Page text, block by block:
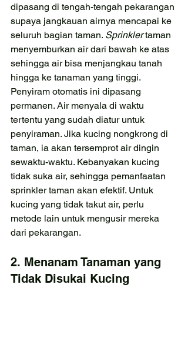
dipasang di tengah-tengah pekarangan
supaya jangkauan airnya mencapai ke
seluruh bagian taman. Sprinkler taman
menyemburkan air dari bawah ke atas
sehingga air bisa menjangkau tanah
hingga ke tanaman yang tinggi.
Penyiram otomatis ini dipasang
permanen. Air menyala di waktu
tertentu yang sudah diatur untuk
penyiraman. Jika kucing nongkrong di
taman, ia akan tersemprot air dingin
sewaktu-waktu. Kebanyakan kucing
tidak suka air, sehingga pemanfaatan
sprinkler taman akan efektif. Untuk
kucing yang tidak takut air, perlu
metode lain untuk mengusir mereka
dari pekarangan.
2. Menanam Tanaman yang
Tidak Disukai Kucing